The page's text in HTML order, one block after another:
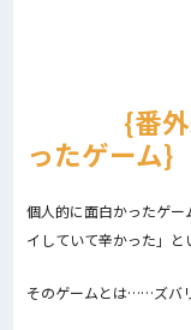
番
ったゲーム
個人的に面白かったゲ
イしていて辛かった」と
そのゲームとは……ズバ